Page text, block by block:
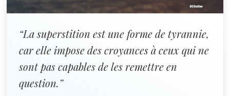
“La superstition est une forme de tyrannie,
car elle impose des croyances à ceux qui ne
sont pas capables de les remettre en
question.”